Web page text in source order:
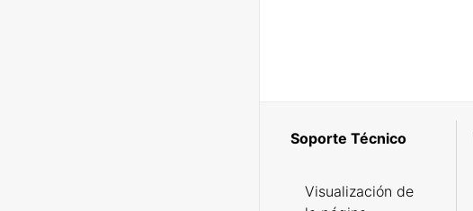
Soporte Técnico
Visualización de